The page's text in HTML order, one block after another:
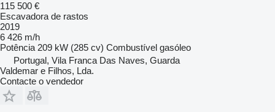
115 500 €
Escavadora de rastos
2019
6 426 m/h
Potência 209 kW (285 cv) Combustível gasóleo
Portugal, Vila Franca Das Naves, Guarda
Valdemar e Filhos, Lda.
Contacte o vendedor